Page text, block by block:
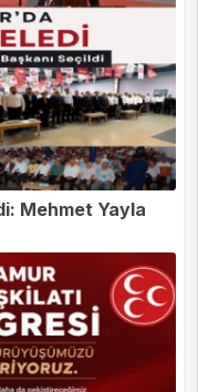
Mehmet Yayla